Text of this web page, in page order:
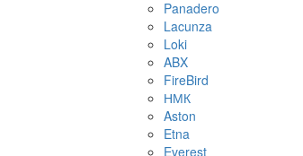
Panadero
Lacunza
Loki
ABX
FireBird
НМК
Aston
Etna
Everest